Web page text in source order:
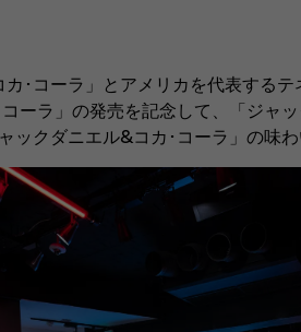
･コーラ」とアメリカを代表する
ーラ」の発売を記念して、「ジャ
ックダニエル&コカ･コーラ」の味